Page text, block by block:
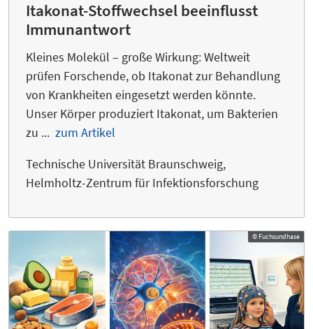
Itakonat-Stoffwechsel beeinflusst
Immunantwort
Kleines Molekül – große Wirkung: Weltweit
prüfen Forschende, ob Itakonat zur Behandlung
von Krankheiten eingesetzt werden könnte.
Unser Körper produziert Itakonat, um Bakterien
zu ... zum Artikel
Technische Universität Braunschweig,
Helmholtz-Zentrum für Infektionsforschung
© Fuchsundhase